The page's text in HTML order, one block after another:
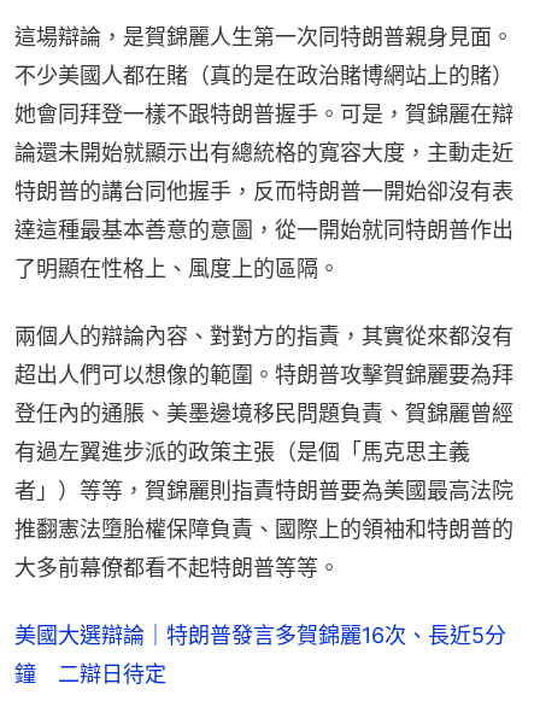
這場辯論，是賀錦麗人生第一次同特朗普親身見面。
不少美國人都在賭（真的是在政治賭博網站上的賭）
她會同拜登一樣不跟特朗普握手。可是，賀錦麗在辯
論還未開始就顯示出有總統格的寬容大度，主動走近
特朗普的講台同他握手，反而特朗普一開始卻沒有表
達這種最基本善意的意圖，從一開始就同特朗普作出
了明顯在性格上、風度上的區隔。
兩個人的辯論內容、對對方的指責，其實從來都沒有
超出人們可以想像的範圍。特朗普攻擊賀錦麗要為拜
登任內的通脹、美墨邊境移民問題負責、賀錦麗曾經
有過左翼進步派的政策主張（是個「馬克思主義
者」）等等，賀錦麗則指責特朗普要為美國最高法院
推翻憲法墮胎權保障負責、國際上的領袖和特朗普的
大多前幕僚都看不起特朗普等等。
美國大選辯論｜特朗普發言多賀錦麗16次、長近5分
鐘 二辯日待定